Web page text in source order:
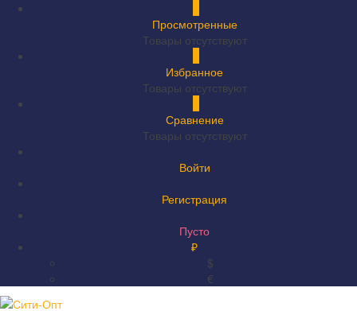
Просмотренные
Товары отсутствуют
Избранное
Товары отсутствуют
Сравнение
Товары отсутствуют
Войти
Регистрация
Пусто
₽
$
€